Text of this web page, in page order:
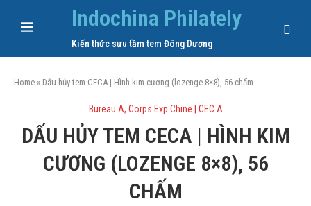
Indochina Philately
Kiến thức sưu tầm tem Đông Dương
Home » Dấu hủy tem CECA | Hình kim cương (lozenge 8×8), 56 chấm
Bureau A, Corps Exp.Chine | CEC A
DẤU HỦY TEM CECA | HÌNH KIM
CƯƠNG (LOZENGE 8×8), 56
CHẤM